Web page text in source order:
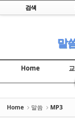
검색
말
Home
Home 말씀 MP3